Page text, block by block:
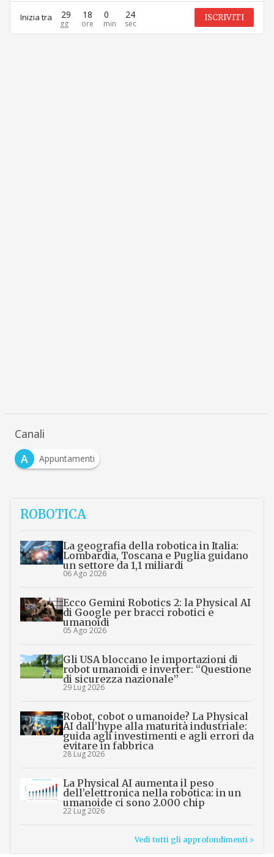
Inizia tra 29 18 0 24 ISCRIVITI
Canali
A
Appuntamenti
ROBOTICA
La geografia della robotica in Italia:
Lombardia, Toscana e Puglia guidano
un settore da 1,1 miliardi
06 Ago 2026
Ecco Gemini Robotics 2: la Physical AI
di Google per bracci robotici e
umanoidi
05 Ago 2026
Gli USA bloccano le importazioni di
robot umanoidi e inverter: “Questione
di sicurezza nazionale”
29 Lug 2026
Robot, cobot o umanoide? La Physical
AI dall’hype alla maturità industriale:
guida agli investimenti e agli errori da
evitare in fabbrica
28 Lug 2026
La Physical AI aumenta il peso
dell’elettronica nella robotica: in un
umanoide ci sono 2.000 chip
22 Lug 2026
Vedi tutti gli approfondimenti >